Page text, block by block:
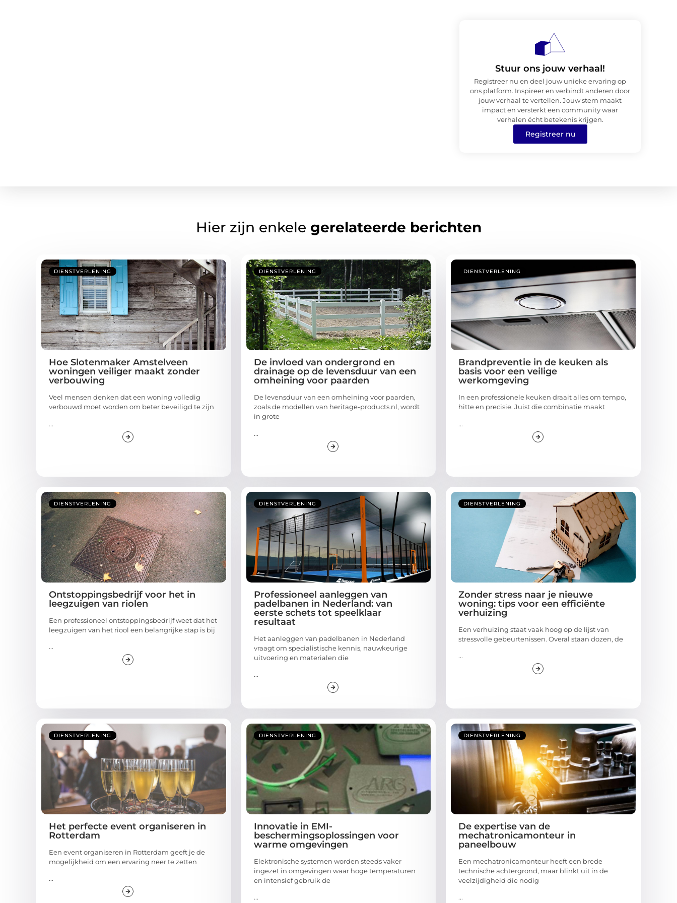
Stuur ons jouw verhaal!
Registreer nu en deel jouw unieke ervaring op
ons platform. Inspireer en verbindt anderen door
jouw verhaal te vertellen. Jouw stem maakt
impact en versterkt een community waar
verhalen écht betekenis krijgen.
Registreer nu
Hier zijn enkele gerelateerde berichten
DIENSTVERLENING
Hoe Slotenmaker Amstelveen
woningen veiliger maakt zonder
verbouwing
Veel mensen denken dat een woning volledig
verbouwd moet worden om beter beveiligd te zijn
...
DIENSTVERLENING
De invloed van ondergrond en
drainage op de levensduur van een
omheining voor paarden
De levensduur van een omheining voor paarden,
zoals de modellen van heritage-products.nl, wordt
in grote
...
DIENSTVERLENING
Brandpreventie in de keuken als
basis voor een veilige
werkomgeving
In een professionele keuken draait alles om tempo,
hitte en precisie. Juist die combinatie maakt
...
DIENSTVERLENING
Ontstoppingsbedrijf voor het in
leegzuigen van riolen
Een professioneel ontstoppingsbedrijf weet dat het
leegzuigen van het riool een belangrijke stap is bij
...
DIENSTVERLENING
Professioneel aanleggen van
padelbanen in Nederland: van
eerste schets tot speelklaar
resultaat
Het aanleggen van padelbanen in Nederland
vraagt om specialistische kennis, nauwkeurige
uitvoering en materialen die
...
DIENSTVERLENING
Zonder stress naar je nieuwe
woning: tips voor een efficiënte
verhuizing
Een verhuizing staat vaak hoog op de lijst van
stressvolle gebeurtenissen. Overal staan dozen, de
...
DIENSTVERLENING
Het perfecte event organiseren in
Rotterdam
Een event organiseren in Rotterdam geeft je de
mogelijkheid om een ervaring neer te zetten
...
DIENSTVERLENING
Innovatie in EMI-
beschermingsoplossingen voor
warme omgevingen
Elektronische systemen worden steeds vaker
ingezet in omgevingen waar hoge temperaturen
en intensief gebruik de
...
DIENSTVERLENING
De expertise van de
mechatronicamonteur in
paneelbouw
Een mechatronicamonteur heeft een brede
technische achtergrond, maar blinkt uit in de
veelzijdigheid die nodig
...